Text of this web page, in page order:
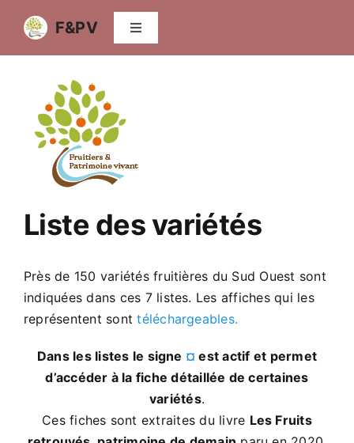
contenu
F&PV
Navigation
Qui sommes-nous
Agroforesterie fruitière
Variétés fruitières
Vidéos
Publications
Actualités
Contact
Liste des variétés
Près de 150 variétés fruitières du Sud Ouest sont
indiquées dans ces 7 listes. Les affiches qui les
représentent sonttéléchargeables.
Dans les listes le signe ¤ est actif et permet
d’accéder à la fiche détaillée de certaines
variétés.
Ces fiches sont extraites du livre Les Fruits